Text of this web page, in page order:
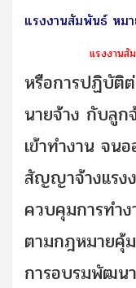
แรงงานสัมพันธ์ หม
แรงงานสั
หรือการปฏิบัติ
นายจ้าง กับลูก
เข้าทำงาน จน
สัญญาจ้างแรง
ควบคุมการทำ
ตามกฎหมายคุ้
การอบรมพัฒน